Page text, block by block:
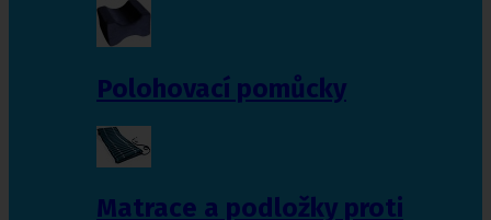
Polohovací pomůcky
Matrace a podložky proti